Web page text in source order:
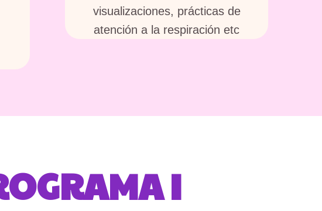
visualizaciones, prácticas de
atención a la respiración etc
I